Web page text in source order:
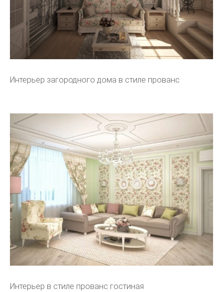
Интерьер загородного дома в стиле прованс
Интерьер в стиле прованс гостиная